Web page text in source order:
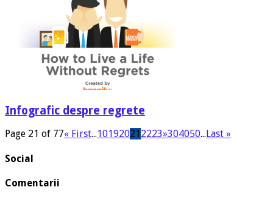
Infografic despre regrete
Page 21 of 77« First...10192021 2223»304050... Last »
Social
Comentarii